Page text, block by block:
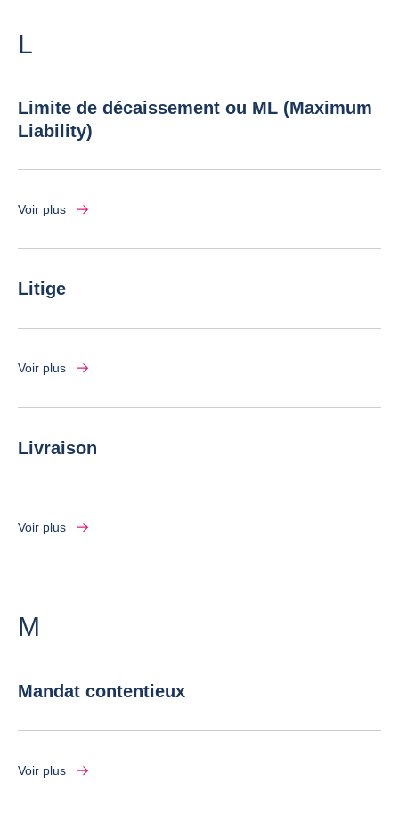
Lettre
L
Limite de décaissement ou ML (Maximum
Liability)
Voir plus
Litige
Voir plus
Livraison
Voir plus
Lettre
M
Mandat contentieux
Voir plus